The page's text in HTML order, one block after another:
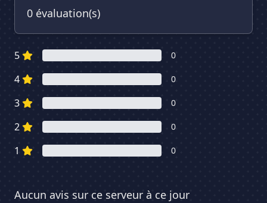
0 évaluation(s)
5 0
4 0
3 0
2 0
1 0
Aucun avis sur ce serveur à ce jour